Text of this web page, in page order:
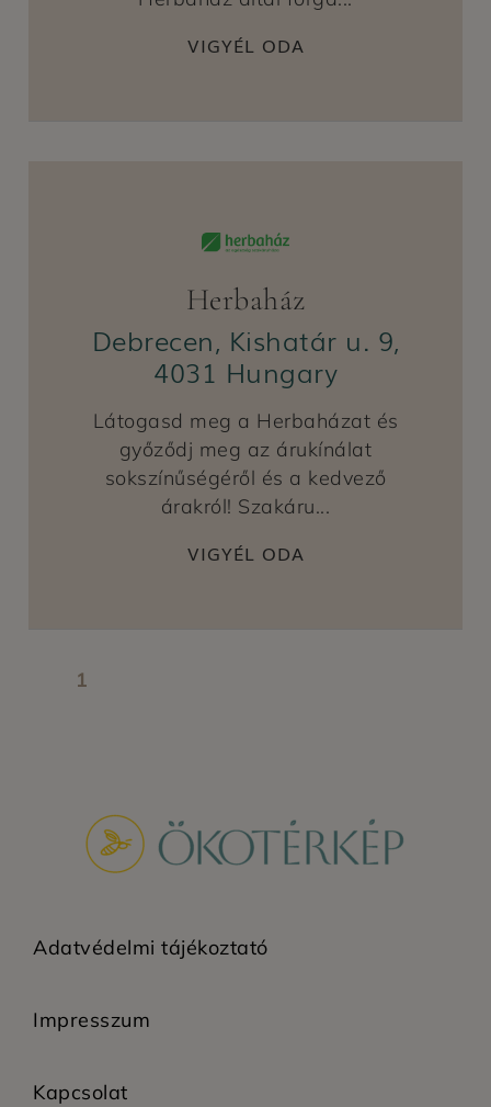
VIGYÉL ODA
Herbaház
Debrecen, Kishatár u. 9,
4031 Hungary
Látogasd meg a Herbaházat és
győződj meg az árukínálat
sokszínűségéről és a kedvező
árakról! Szakáru...
VIGYÉL ODA
1
Adatvédelmi tájékoztató
Impresszum
Kapcsolat